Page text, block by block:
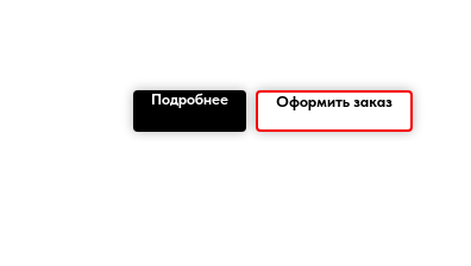
Подробнее Оформить заказ